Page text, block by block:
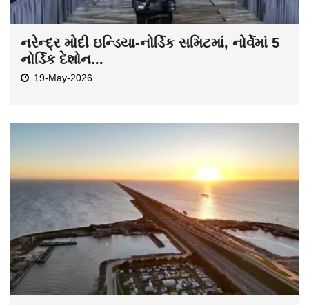
નરેન્દ્ર મોદી ઇન્ડિયા-નોર્ડિક સમિટમાં, નોર્વેમાં 5
નોર્ડિક દેશોન...
19-May-2026